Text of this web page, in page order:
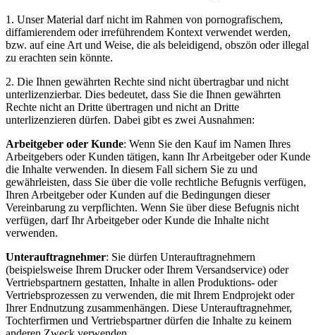
1. Unser Material darf nicht im Rahmen von pornografischem,
diffamierendem oder irreführendem Kontext verwendet werden,
bzw. auf eine Art und Weise, die als beleidigend, obszön oder illegal
zu erachten sein könnte.
2. Die Ihnen gewährten Rechte sind nicht übertragbar und nicht
unterlizenzierbar. Dies bedeutet, dass Sie die Ihnen gewährten
Rechte nicht an Dritte übertragen und nicht an Dritte
unterlizenzieren dürfen. Dabei gibt es zwei Ausnahmen:
Arbeitgeber oder Kunde: Wenn Sie den Kauf im Namen Ihres
Arbeitgebers oder Kunden tätigen, kann Ihr Arbeitgeber oder Kunde
die Inhalte verwenden. In diesem Fall sichern Sie zu und
gewährleisten, dass Sie über die volle rechtliche Befugnis verfügen,
Ihren Arbeitgeber oder Kunden auf die Bedingungen dieser
Vereinbarung zu verpflichten. Wenn Sie über diese Befugnis nicht
verfügen, darf Ihr Arbeitgeber oder Kunde die Inhalte nicht
verwenden.
Unterauftragnehmer: Sie dürfen Unterauftragnehmern
(beispielsweise Ihrem Drucker oder Ihrem Versandservice) oder
Vertriebspartnern gestatten, Inhalte in allen Produktions- oder
Vertriebsprozessen zu verwenden, die mit Ihrem Endprojekt oder
Ihrer Endnutzung zusammenhängen. Diese Unterauftragnehmer,
Tochterfirmen und Vertriebspartner dürfen die Inhalte zu keinem